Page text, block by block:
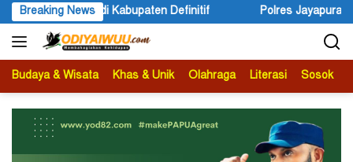
Langsung
ke
konten
Breaking News
Polres Jayapura Lakukan Penyelidikan Pasca Keracunan Akibat
Budaya & Wisata Khas & Unik Olahraga Literasi Sosok